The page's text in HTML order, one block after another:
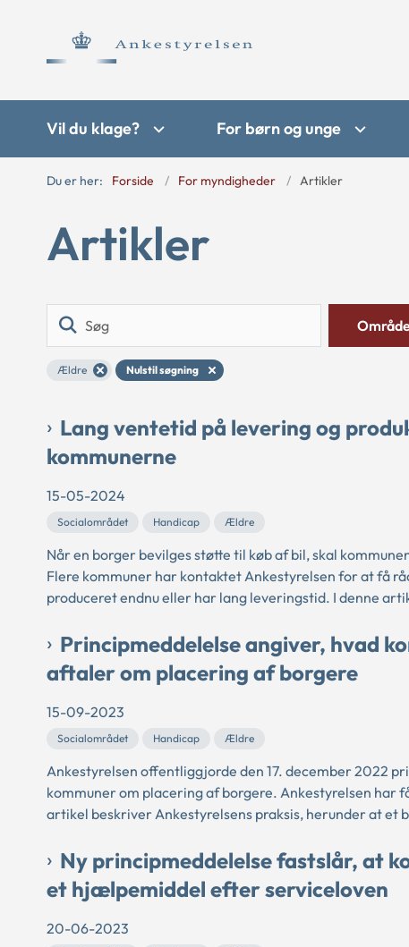
Vil du klage? For børn og unge
Du er her: Forside For myndigheder Artikler
Artikler
Ældre Nulstil søgning
Lang ventetid på levering og
kommunerne
15-05-2024
Socialområdet Handicap Ældre
Når en borger bevilges støtte til køb af bil, skal
Flere kommuner har kontaktet Ankestyrelsen for at få
produceret endnu eller har lang leveringstid. I denne
Principmeddelelse angiver, hvad
aftaler om placering af borgere
15-09-2023
Socialområdet Handicap Ældre
Ankestyrelsen offentliggjorde den 17. december 2022
kommuner om placering af borgere. Ankestyrelsen har
artikel beskriver Ankestyrelsens praksis, herunder at et
Ny principmeddelelse fastslår, at
et hjælpemiddel efter serviceloven
20-06-2023